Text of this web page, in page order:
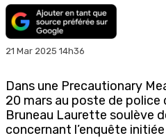
21 Mar 2025 14h36
Dans une Precautionary
20 mars au poste de police
Bruneau Laurette soulève
concernant l’enquête